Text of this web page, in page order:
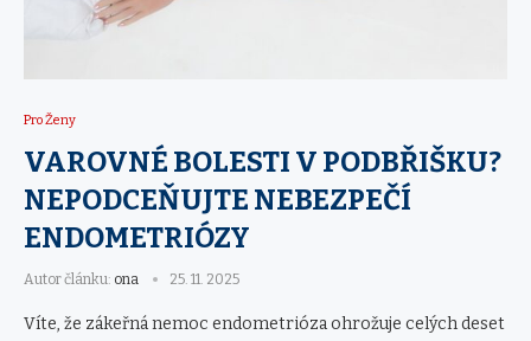
Pro Ženy
VAROVNÉ BOLESTI V PODBŘIŠKU?
NEPODCEŇUJTE NEBEZPEČÍ
ENDOMETRIÓZY
Autor článku: ona 25. 11. 2025
Víte, že zákeřná nemoc endometrióza ohrožuje celých deset